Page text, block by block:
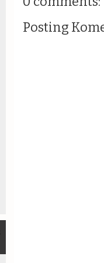
Posting